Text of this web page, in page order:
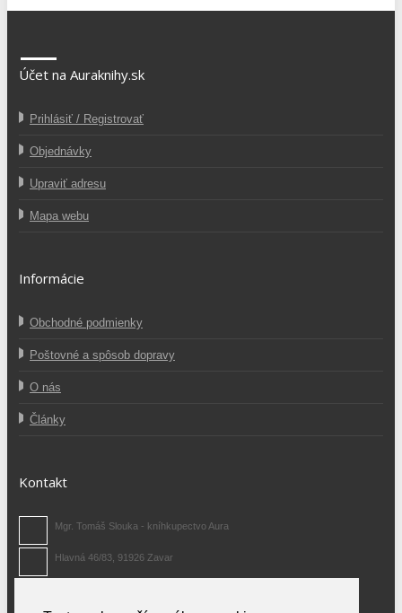
Účet na Auraknihy.sk
Prihlásiť / Registrovať
Objednávky
Upraviť adresu
Mapa webu
Informácie
Obchodné podmienky
Poštovné a spôsob dopravy
O nás
Články
Kontakt
Mgr. Tomáš Slouka - kníhkupectvo Aura
Hlavná 46/83, 91926 Zavar